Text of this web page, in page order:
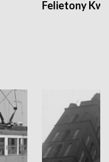
Felietony